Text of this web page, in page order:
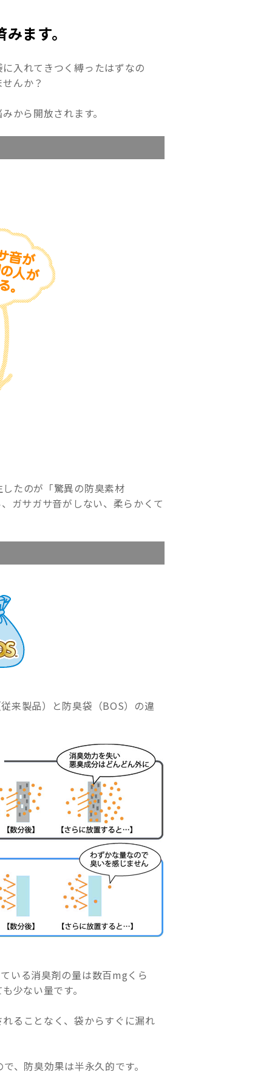
ます。
入れてきつく縛ったはずなの
んか？
から開放されます。
たのが「驚異の防臭素材
ガサガサ音がしない、柔らかくて
来製品）と防臭袋（BOS）の違
いる消臭剤の量は数百mgくら
少ない量です。
ることなく、袋からすぐに漏れ
、防臭効果は半永久的です。